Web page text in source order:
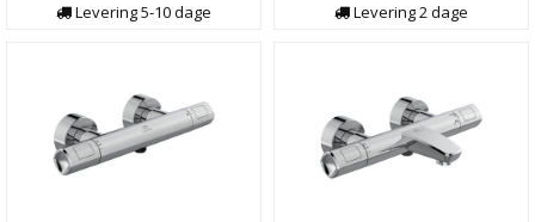
Levering5-10dage
Levering2dage